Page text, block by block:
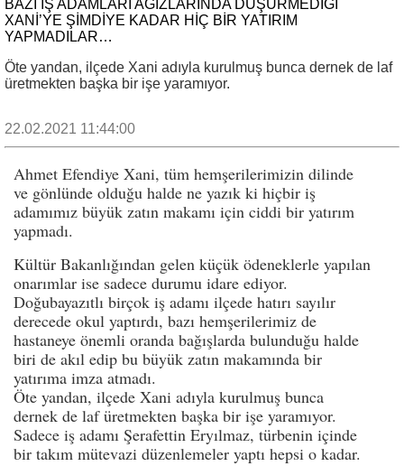
BAZI İŞ ADAMLARI AĞIZLARINDA DÜŞÜRMEDİĞİ
XANİ’YE ŞİMDİYE KADAR HİÇ BİR YATIRIM
YAPMADILAR…
Öte yandan, ilçede Xani adıyla kurulmuş bunca dernek de laf
üretmekten başka bir işe yaramıyor.
22.02.2021 11:44:00
Ahmet Efendiye Xani, tüm hemşerilerimizin dilinde
ve gönlünde olduğu halde ne yazık ki hiçbir iş
adamımız büyük zatın makamı için ciddi bir yatırım
yapmadı.
Kültür Bakanlığından gelen küçük ödeneklerle yapılan
onarımlar ise sadece durumu idare ediyor.
Doğubayazıtlı birçok iş adamı ilçede hatırı sayılır
derecede okul yaptırdı, bazı hemşerilerimiz de
hastaneye önemli oranda bağışlarda bulunduğu halde
biri de akıl edip bu büyük zatın makamında bir
yatırıma imza atmadı.
Öte yandan, ilçede Xani adıyla kurulmuş bunca
dernek de laf üretmekten başka bir işe yaramıyor.
Sadece iş adamı Şerafettin Eryılmaz, türbenin içinde
bir takım mütevazi düzenlemeler yaptı hepsi o kadar.